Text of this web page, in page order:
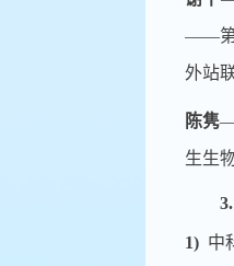
——
外站
陈隽
生生
1) 中